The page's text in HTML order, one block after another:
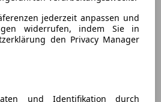
jederzeit anpassen und
widerrufen, indem Sie in
den Privacy Manager
und Identifikation durch